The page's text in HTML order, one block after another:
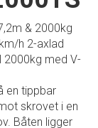
& 2000kg
h 2-axlad
2000kg med V-
en tippbar
skrovet i en
Båten ligger